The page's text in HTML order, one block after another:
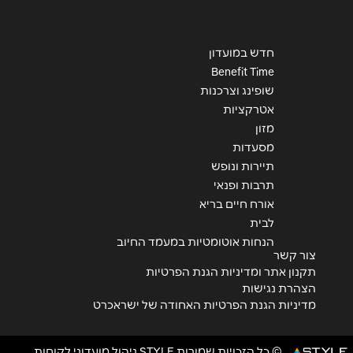
חדש במועדון
Benefit Time
שופינג וצרכנות
אטרקציות
מזון
מסעדות
תיירות ונופש
תרבות ופנאי
אורח חיים בריא
לבית
הנחות אוטומטיות במעמד החיוב
צור קשר
תקנון אתר ומדיניות הגנת הפרטיות
הצהרת נגישות
מדיניות הגנת הפרטיות האחודה של ישראכרט